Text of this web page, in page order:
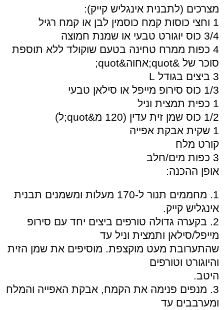
מצרכים (לתבנית אינגליש קייק):
1 וחצי כוסות קמח כוסמין לבן או קמח רגיל
3/4 כוס יוגורט טבעי או שמנת חמוצה
4 כפות ממרח טחינה בטעם שוקולד ללא תוספת
סוכר של &quot;אחוה&quot;
3 ביצים בגודל L
1/3 כוס סירופ מייפל או סילאן טבעי
1 כפית תמצית וניל
1/2 כוס שמן זית עדין (120 מ&quot;ל)
1 שקית אבקת אפייה
קורט מלח
3 כפות מים/חלב
אופן ההכנה:
1. מחממים תנור ל-170 מעלות ומשמנים תבנית
אינגליש קייק.
2. בקערה גדולה טורפים ביצים יחד עם סירופ
מייפל/סילאן ותמצית וניל עד
שהתערובת מעט מוקצפת. מוסיפים את שמן הזית
והיוגורט וטורפים
היטב.
3. מנפים פנימה את הקמח, אבקת האפייה והמלח
ומערבבים עד